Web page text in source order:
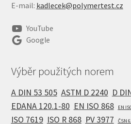
E-mail: kadlecek@polymertest.cz
YouTube
Google
Výběr použitých norem
A DIN 53 505 ASTM D 2240 D
EDANA 120.1-80 EN ISO 868 EN
ISO 7619 ISO R 868 PV 3977 ČSN